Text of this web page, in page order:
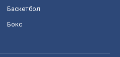
Баскетбол
Бокс